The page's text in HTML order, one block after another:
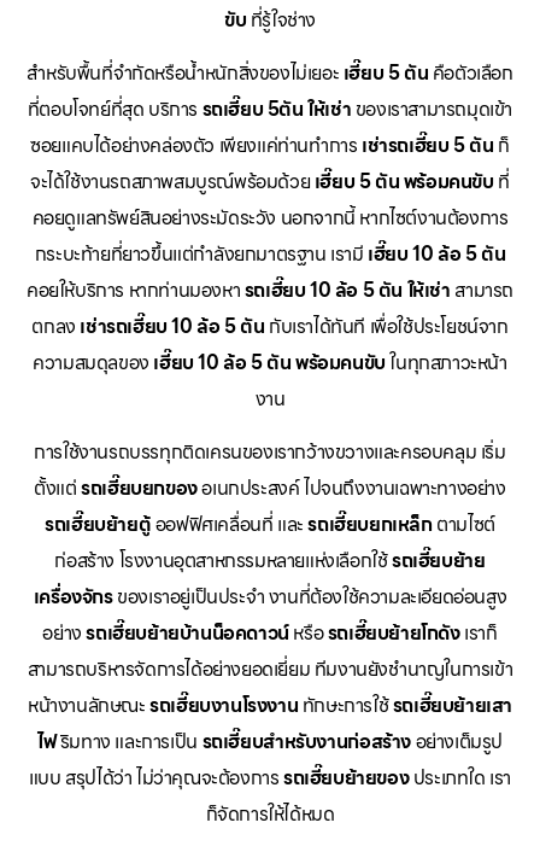
ขับ ที่รู้ใจช่าง
สำหรับพื้นที่จำกัดหรือน้ำหนักสิ่งของไม่เยอะ เฮี๊ยบ 5 ตัน คือตัวเลือก
ที่ตอบโจทย์ที่สุด บริการ รถเฮี๊ยบ 5ตัน ให้เช่า ของเราสามารถมุดเข้า
ซอยแคบได้อย่างคล่องตัว เพียงแค่ท่านทำการ เช่ารถเฮี๊ยบ 5 ตัน ก็
จะได้ใช้งานรถสภาพสมบูรณ์พร้อมด้วย เฮี๊ยบ 5 ตัน พร้อมคนขับ ที่
คอยดูแลทรัพย์สินอย่างระมัดระวัง นอกจากนี้ หากไซต์งานต้องการ
กระบะท้ายที่ยาวขึ้นแต่กำลังยกมาตรฐาน เรามี เฮี๊ยบ 10 ล้อ 5 ตัน
คอยให้บริการ หากท่านมองหารถเฮี๊ยบ 10 ล้อ 5 ตัน ให้เช่า สามารถ
ตกลง เช่ารถเฮี๊ยบ 10 ล้อ 5 ตัน กับเราได้ทันที เพื่อใช้ประโยชน์จาก
ความสมดุลของ เฮี๊ยบ 10 ล้อ 5 ตัน พร้อมคนขับในทุกสภาวะหน้า
งาน
การใช้งานรถบรรทุกติดเครนของเรากว้างขวางและครอบคลุม เริ่ม
ตั้งแต่รถเฮี๊ยบยกของอเนกประสงค์ ไปจนถึงงานเฉพาะทางอย่าง
รถเฮี๊ยบย้ายตู้ออฟฟิศเคลื่อนที่ และรถเฮี๊ยบยกเหล็กตามไซต์
ก่อสร้าง โรงงานอุตสาหกรรมหลายแห่งเลือกใช้รถเฮี๊ยบย้าย
เครื่องจักรของเราอยู่เป็นประจำ งานที่ต้องใช้ความละเอียดอ่อนสูง
อย่างรถเฮี๊ยบย้ายบ้านน็อคดาวน์หรือรถเฮี๊ยบย้ายโกดังเราก็
สามารถบริหารจัดการได้อย่างยอดเยี่ยม ทีมงานยังชำนาญในการเข้า
หน้างานลักษณะรถเฮี๊ยบงานโรงงาน ทักษะการใช้รถเฮี๊ยบย้ายเสา
ไฟริมทาง และการเป็น รถเฮี๊ยบสำหรับงานก่อสร้างอย่างเต็มรูป
แบบ สรุปได้ว่า ไม่ว่าคุณจะต้องการรถเฮี๊ยบย้ายของประเภทใด เรา
ก็จัดการให้ได้หมด